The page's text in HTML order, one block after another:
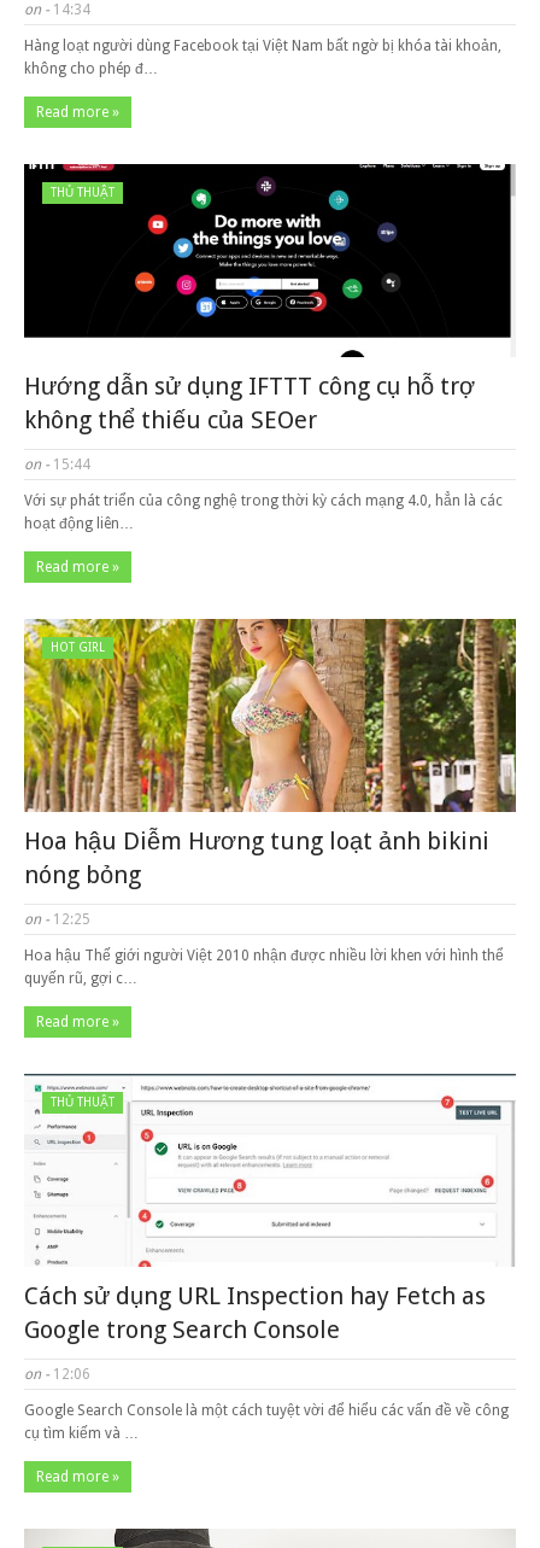
on - 14:34
Hàng loạt người dùng Facebook tại Việt Nam bất ngờ bị khóa tài khoản,
không cho phép đ…
Read more »
THỦ THUẬT
Hướng dẫn sử dụng IFTTT công cụ hỗ trợ
không thể thiếu của SEOer
on - 15:44
Với sự phát triển của công nghệ trong thời kỳ cách mạng 4.0, hẳn là các
hoạt động liên…
Read more »
HOT GIRL
Hoa hậu Diễm Hương tung loạt ảnh bikini
nóng bỏng
on - 12:25
Hoa hậu Thế giới người Việt 2010 nhận được nhiều lời khen với hình thể
quyến rũ, gợi c…
Read more »
THỦ THUẬT
Cách sử dụng URL Inspection hay Fetch as
Google trong Search Console
on - 12:06
Google Search Console là một cách tuyệt vời để hiểu các vấn đề về công
cụ tìm kiếm và …
Read more »